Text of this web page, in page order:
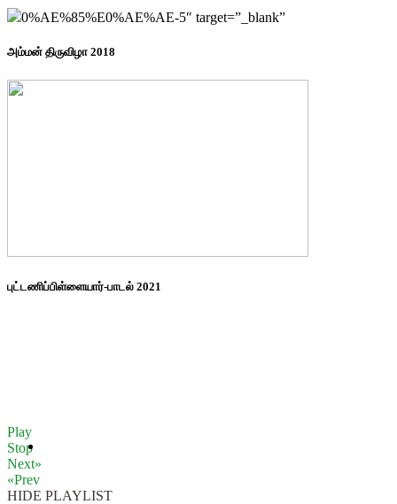
0%AE%85%E0%AE%AE-5″ target=”_blank”
அம்மன் திருவிழா 2018
புட்டணிப்பிள்ளையார்-பாடல் 2021
Play
Stop
Next»
«Prev
HIDE PLAYLIST